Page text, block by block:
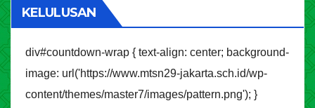
KELULUSAN
div#countdown-wrap { text-align: center; background-
image: url('https://www.mtsn29-jakarta.sch.id/wp-
content/themes/master7/images/pattern.png'); }